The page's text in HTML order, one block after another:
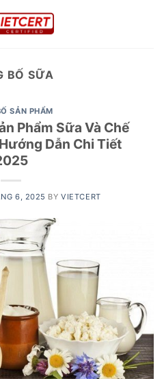
BỐ SỮA
SẢN PHẨM
Phẩm Sữa Và Chế
Dẫn Chi Tiết
6, 2025 BYVIETCERT